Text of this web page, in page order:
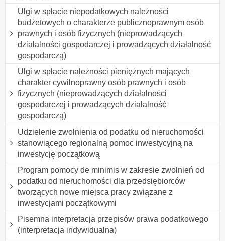
Ulgi w spłacie niepodatkowych należności
budżetowych o charakterze publicznoprawnym osób
prawnych i osób fizycznych (nieprowadzących
działalności gospodarczej i prowadzących działalność
gospodarczą)
Ulgi w spłacie należności pieniężnych mających
charakter cywilnoprawny osób prawnych i osób
fizycznych (nieprowadzących działalności
gospodarczej i prowadzących działalność
gospodarczą)
Udzielenie zwolnienia od podatku od nieruchomości
stanowiącego regionalną pomoc inwestycyjną na
inwestycję początkową
Program pomocy de minimis w zakresie zwolnień od
podatku od nieruchomości dla przedsiębiorców
tworzących nowe miejsca pracy związane z
inwestycjami początkowymi
Pisemna interpretacja przepisów prawa podatkowego
(interpretacja indywidualna)